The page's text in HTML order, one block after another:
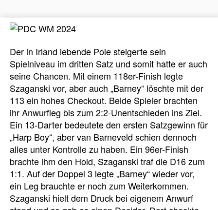
Der in Irland lebende Pole steigerte sein
Spielniveau im dritten Satz und somit hatte er auch
seine Chancen. Mit einem 118er-Finish legte
Szaganski vor, aber auch „Barney“ löschte mit der
113 ein hohes Checkout. Beide Spieler brachten
ihr Anwurfleg bis zum 2:2-Unentschieden ins Ziel.
Ein 13-Darter bedeutete den ersten Satzgewinn für
„Harp Boy“, aber van Barneveld schien dennoch
alles unter Kontrolle zu haben. Ein 96er-Finish
brachte ihm den Hold, Szaganski traf die D16 zum
1:1. Auf der Doppel 3 legte „Barney“ wieder vor,
ein Leg brauchte er noch zum Weiterkommen.
Szaganski hielt dem Druck bei eigenem Anwurf